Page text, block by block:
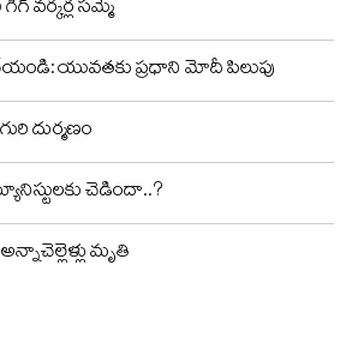
వర్కర్ల సమ్మె
యువతకు ప్రధాని మోదీ పిలుపు
దుర్మణం
చెడిందా..?
మృతి